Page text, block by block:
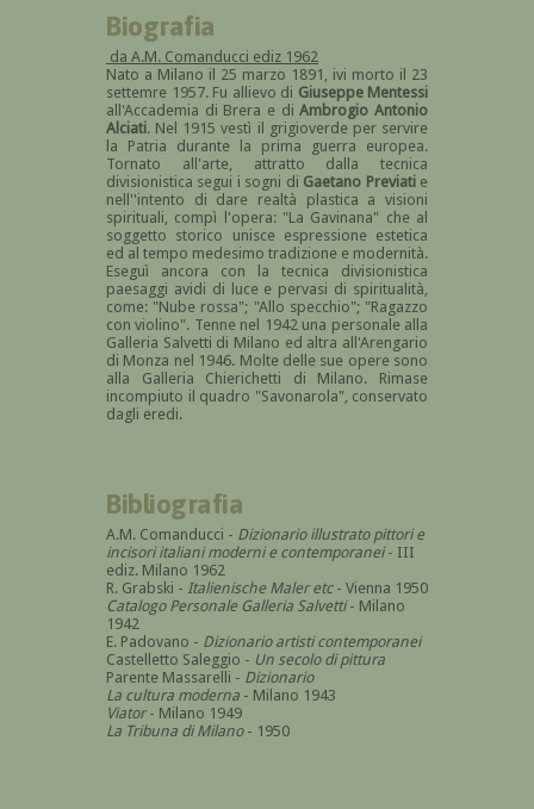
Biografia
da A.M. Comanducci ediz 1962
Nato a Milano il 25 marzo 1891, ivi morto il 23
settemre 1957. Fu allievo di Giuseppe Mentessi
all'Accademia di Brera e diAmbrogio Antonio
Alciati. Nel 1915 vestì il grigioverde per servire
la Patria durante la prima guerra europea.
Tornato all'arte, attratto dalla tecnica
divisionistica segui i sogni di Gaetano Previatie
nell''intento di dare realtà plastica a visioni
spirituali, compì l'opera: "La Gavinana" che al
soggetto storico unisce espressione estetica
ed al tempo medesimo tradizione e modernità.
Eseguì ancora con la tecnica divisionistica
paesaggi avidi di luce e pervasi di spiritualità,
come: "Nube rossa"; "Allo specchio"; "Ragazzo
con violino". Tenne nel 1942 una personale alla
Galleria Salvetti di Milano ed altra all'Arengario
di Monza nel 1946. Molte delle sue opere sono
alla Galleria Chierichetti di Milano. Rimase
incompiuto il quadro "Savonarola", conservato
dagli eredi.
Bibliografia
A.M. Comanducci - Dizionario illustrato pittori e
incisori italiani moderni e contemporanei- III
ediz. Milano 1962
R. Grabski - Italienische Maler etc- Vienna 1950
Catalogo Personale Galleria Salvetti- Milano
1942
E. Padovano - Dizionario artisti contemporanei
Castelletto Saleggio - Un secolo di pittura
Parente Massarelli - Dizionario
La cultura moderna - Milano 1943
Viator- Milano 1949
La Tribuna di Milano- 1950